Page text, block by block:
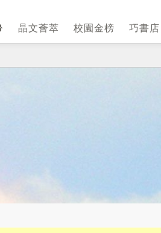
晶文薈萃 校園金榜 巧書店